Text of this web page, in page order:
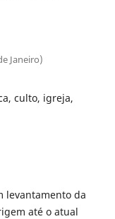
Janeiro)
culto, igreja,
levantamento da
até o atual